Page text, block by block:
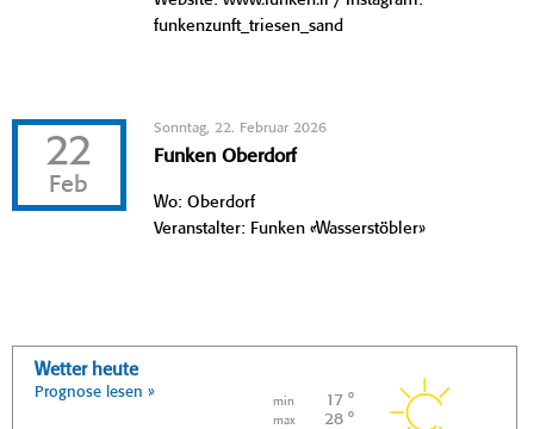
funkenzunft_triesen_sand
22
Feb
Sonntag, 22. Februar 2026
Funken Oberdorf
Wo: Oberdorf
Veranstalter: Funken «Wasserstöbler»
Wetter heute
Prognose lesen »
min 17 °
max 28 °